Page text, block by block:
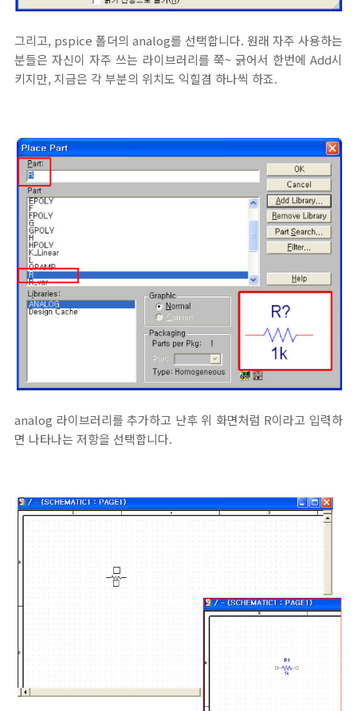
그리고, pspice 폴더의 analog를 선택합니다. 원래 자주 사용하는
분들은 자신이 자주 쓰는 라이브러리를 쭉~ 긁어서 한번에 Add시
키지만, 지금은 각 부분의 위치도 익힐겸 하나씩 하죠.
analog 라이브러리를 추가하고 난후 위 화면처럼 R이라고 입력하
면 나타나는 저항을 선택합니다.